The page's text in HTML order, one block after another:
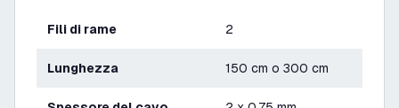
Fili di rame 2
Lunghezza 150 cm o 300 cm